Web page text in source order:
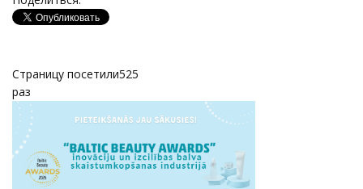
Страницу посетили525
раз